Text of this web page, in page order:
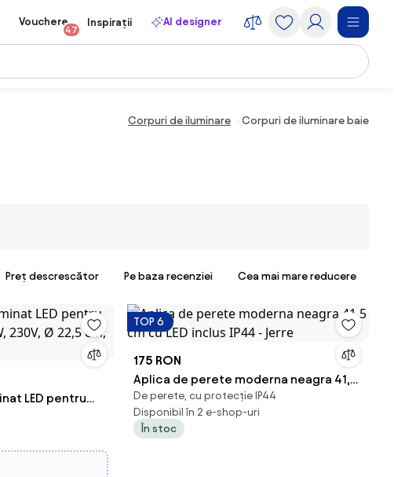
Vouchere
47
Inspirații AI designer
Corpuri de iluminare Corpuri de iluminare baie
Preț descrescător Pe baza recenziei Cea mai mare reducere
LED pentru
230V, Ø 22,5 cm,
TOP 6
175 RON
Aplica de perete moderna neagra 41,5
cm cu LED inclus IP44 - Jerre
De perete, cu protecție IP44
Disponibil în 2 e-shop-uri
În stoc